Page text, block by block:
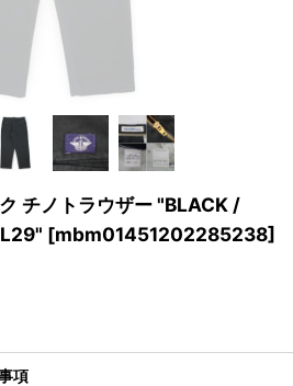
チノトラウザー "BLACK /
[mbm01451202285238]
項